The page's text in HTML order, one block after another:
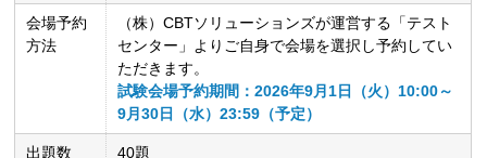
会場予約
方法
（株）CBTソリューションズが運営する「テスト
センター」よりご自身で会場を選択し予約してい
ただきます。
試験会場予約期間：2026年9月1日（火）10:00～
9月30日（水）23:59（予定）
出題数 40題